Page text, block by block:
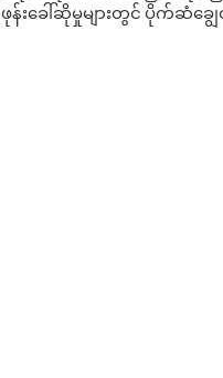
ဖုန်းခေါ်ဆိုမှုများတွင် ပိုက်ဆံချွ